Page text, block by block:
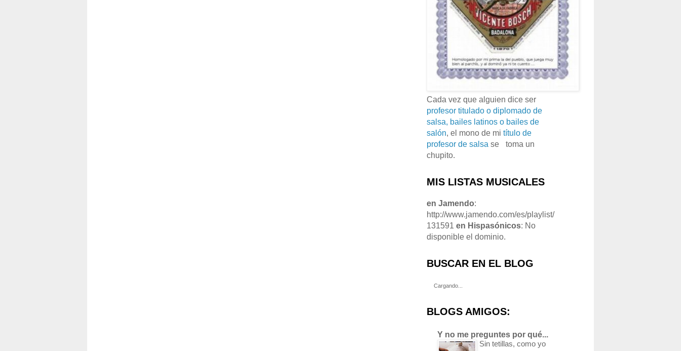
Cada vez que alguien dice ser
profesor titulado o diplomado de
salsa, bailes latinos o bailes de
salón, el mono de mi título de
profesor de salsa se
toma un
chupito.
MIS LISTAS MUSICALES
en Jamendo:
http://www.jamendo.com/es/playlist/
131591 en Hispasónicos: No
disponible el dominio.
BUSCAR EN EL BLOG
Cargando...
BLOGS AMIGOS:
Y no me preguntes por qué...
Sin tetillas, como yo